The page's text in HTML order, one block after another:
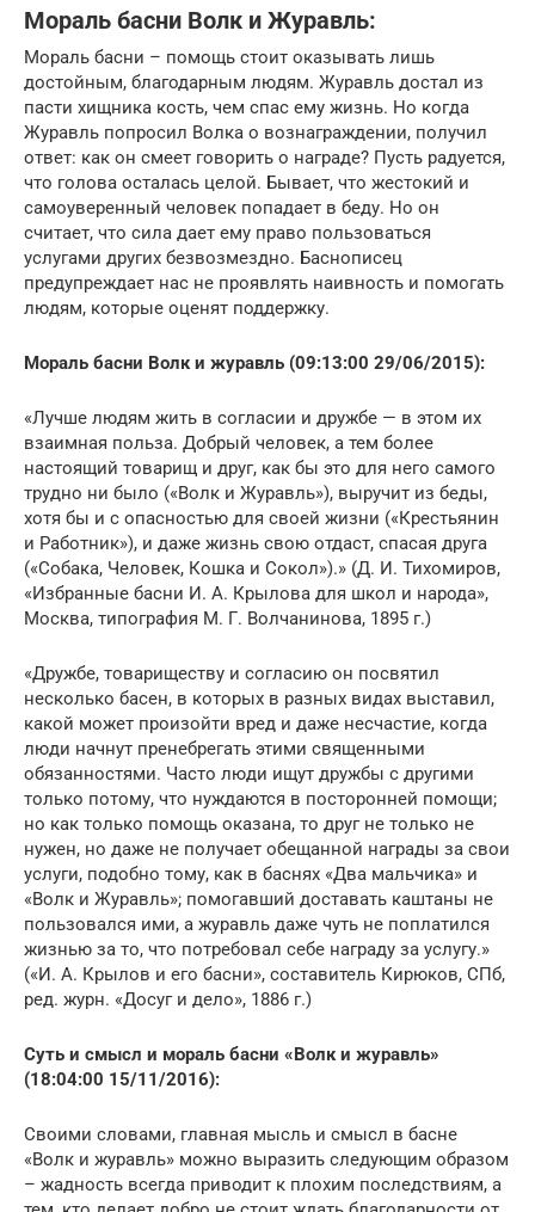
Мораль басни Волк и Журавль:
Мораль басни – помощь стоит оказывать лишь
достойным, благодарным людям. Журавль достал из
пасти хищника кость, чем спас ему жизнь. Но когда
Журавль попросил Волка о вознаграждении, получил
ответ: как он смеет говорить о награде? Пусть радуется,
что голова осталась целой. Бывает, что жестокий и
самоуверенный человек попадает в беду. Но он
считает, что сила дает ему право пользоваться
услугами других безвозмездно. Баснописец
предупреждает нас не проявлять наивность и помогать
людям, которые оценят поддержку.
Мораль басни Волк и журавль (09:13:00 29/06/2015):
«Лучше людям жить в согласии и дружбе — в этом их
взаимная польза. Добрый человек, а тем более
настоящий товарищ и друг, как бы это для него самого
трудно ни было («Волк и Журавль»), выручит из беды,
хотя бы и с опасностью для своей жизни («Крестьянин
и Работник»), и даже жизнь свою отдаст, спасая друга
(«Собака, Человек, Кошка и Сокол»).» (Д. И. Тихомиров,
«Избранные басни И. А. Крылова для школ и народа»,
Москва, типография М. Г. Волчанинова, 1895 г.)
«Дружбе, товариществу и согласию он посвятил
несколько басен, в которых в разных видах выставил,
какой может произойти вред и даже несчастие, когда
люди начнут пренебрегать этими священными
обязанностями. Часто люди ищут дружбы с другими
только потому, что нуждаются в посторонней помощи;
но как только помощь оказана, то друг не только не
нужен, но даже не получает обещанной награды за свои
услуги, подобно тому, как в баснях «Два мальчика» и
«Волк и Журавль»; помогавший доставать каштаны не
пользовался ими, а журавль даже чуть не поплатился
жизнью за то, что потребовал себе награду за услугу.»
(«И. А. Крылов и его басни», составитель Кирюков, СПб,
ред. журн. «Досуг и дело», 1886 г.)
Суть и смысл и мораль басни «Волк и журавль»
(18:04:00 15/11/2016):
Своими словами, главная мысль и смысл в басне
«Волк и журавль» можно выразить следующим образом
– жадность всегда приводит к плохим последствиям, а